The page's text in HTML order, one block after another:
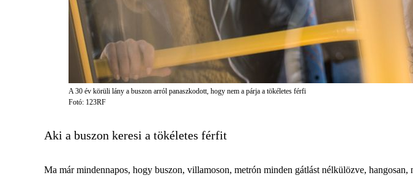
A 30 év körüli lány a buszon arról panaszkodott, hogy nem a párja a tökéletes férfi
Fotó: 123RF
Aki a buszon keresi a tökéletes férfit
Ma már mindennapos, hogy buszon, villamoson, metrón minden gátlást nélkülözve,